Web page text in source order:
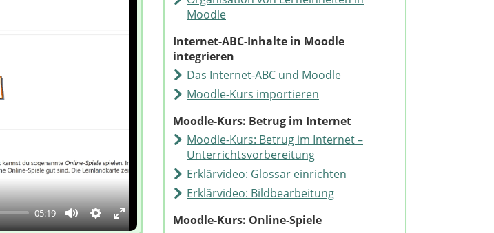
05:19
MuteEinstellungen
Enter
Moodle
Internet-ABC-Inhalte in Moodle
integrieren
Das Internet-ABC und Moodle
Moodle-Kurs importieren
Moodle-Kurs: Betrug im Internet
Moodle-Kurs: Betrug im Internet –
Unterrichtsvorbereitung
Erklärvideo: Glossar einrichten
Erklärvideo: Bildbearbeitung
Moodle-Kurs: Online-Spiele